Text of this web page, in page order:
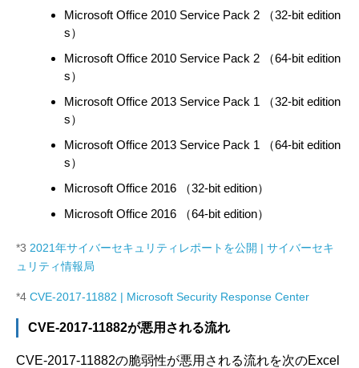
Microsoft Office 2010 Service Pack 2 （32-bit edition
s）
Microsoft Office 2010 Service Pack 2 （64-bit edition
s）
Microsoft Office 2013 Service Pack 1 （32-bit edition
s）
Microsoft Office 2013 Service Pack 1 （64-bit edition
s）
Microsoft Office 2016 （32-bit edition）
Microsoft Office 2016 （64-bit edition）
*3 2021年サイバーセキュリティレポートを公開 | サイバーセキ
ュリティ情報局
*4 CVE-2017-11882 | Microsoft Security Response Center
CVE-2017-11882が悪用される流れ
CVE-2017-11882の脆弱性が悪用される流れを次のExcel